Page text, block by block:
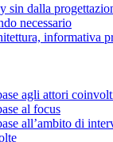
sin dalla
necessario
informativa
agli attori
al focus
all’ambito di